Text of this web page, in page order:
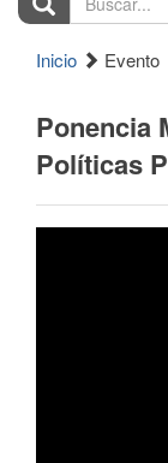
Inicio Evento
Ponencia
Políticas